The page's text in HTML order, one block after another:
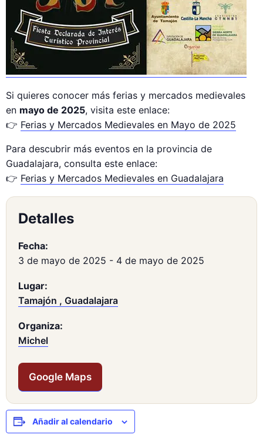
Si quieres conocer más ferias y mercados medievales
en mayo de 2025, visita este enlace:
👉 Ferias y Mercados Medievales en Mayo de 2025
Para descubrir más eventos en la provincia de
Guadalajara, consulta este enlace:
👉 Ferias y Mercados Medievales en Guadalajara
Detalles
Fecha:
3 de mayo de 2025 - 4 de mayo de 2025
Lugar:
Tamajón , Guadalajara
Organiza:
Michel
Google Maps
Añadir al calendario